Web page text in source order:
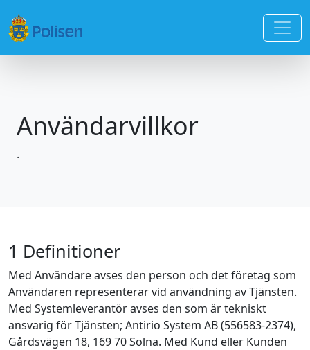
Användarvillkor
.
1 Definitioner
Med Användare avses den person och det företag som
Användaren representerar vid användning av Tjänsten.
Med Systemleverantör avses den som är tekniskt
ansvarig för Tjänsten; Antirio System AB (556583-2374),
Gårdsvägen 18, 169 70 Solna. Med Kund eller Kunden